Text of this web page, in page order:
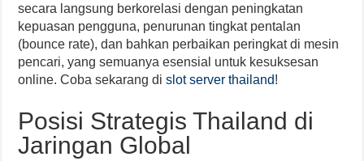
secara langsung berkorelasi dengan peningkatan
kepuasan pengguna, penurunan tingkat pentalan
(bounce rate), dan bahkan perbaikan peringkat di mesin
pencari, yang semuanya esensial untuk kesuksesan
online. Coba sekarang dislot server thailand!
Posisi Strategis Thailand di
Jaringan Global